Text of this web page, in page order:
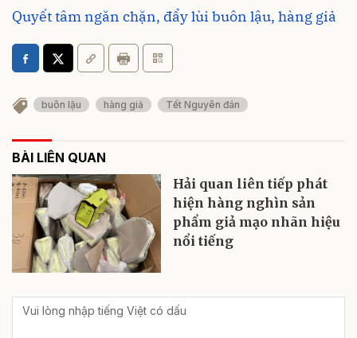
Quyết tâm ngăn chặn, đẩy lùi buôn lậu, hàng giả
buôn lậu hàng giả Tết Nguyên đán
BÀI LIÊN QUAN
Hải quan liên tiếp phát
hiện hàng nghìn sản
phẩm giả mạo nhãn hiệu
nổi tiếng